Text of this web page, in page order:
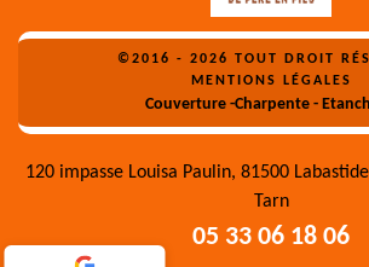
©2016 - 2026 TOUT DROIT
MENTIONS LÉGALES
Couverture -Charpente -
120 impasse Louisa Paulin, 81500
Tarn
05 33 06 18 06